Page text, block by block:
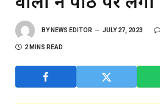
BY NEWS EDITOR JULY 27, 2023
2 MINS READ